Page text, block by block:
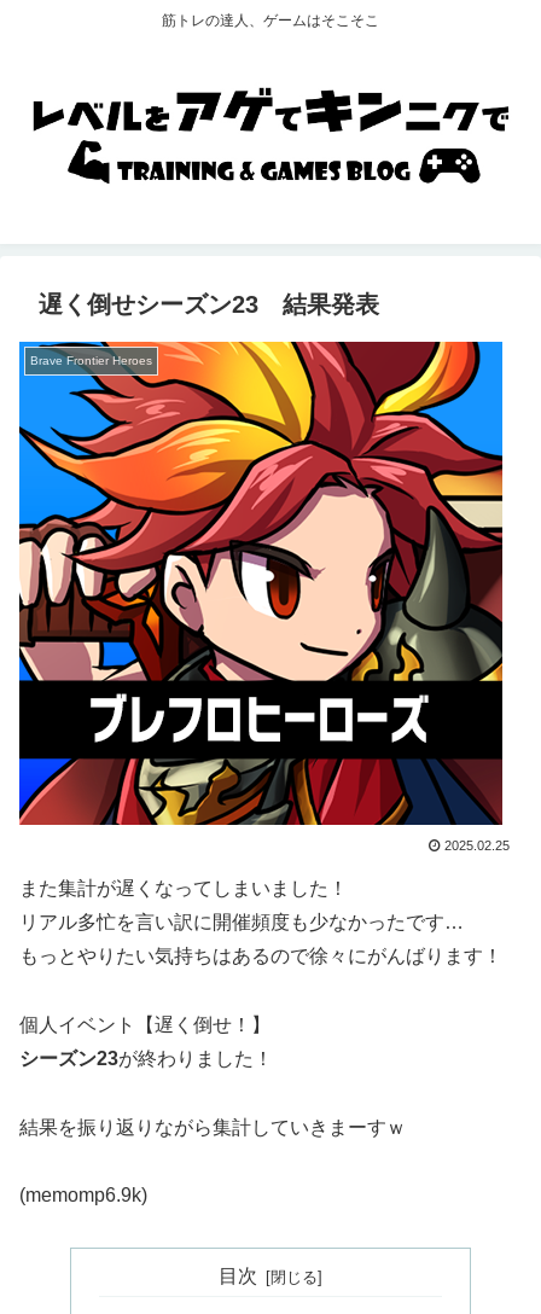
筋トレの達人、ゲームはそこそこ
遅く倒せシーズン23 結果発表
Brave Frontier Heroes
2025.02.25
また集計が遅くなってしまいました！
リアル多忙を言い訳に開催頻度も少なかったです…
もっとやりたい気持ちはあるので徐々にがんばります！
個人イベント【遅く倒せ！】
シーズン23が終わりました！
結果を振り返りながら集計していきまーすｗ
(memomp6.9k)
目次